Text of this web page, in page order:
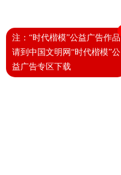
注：“时代楷模”公益广告作品
请到中国文明网“时代楷模”公
益广告专区下载